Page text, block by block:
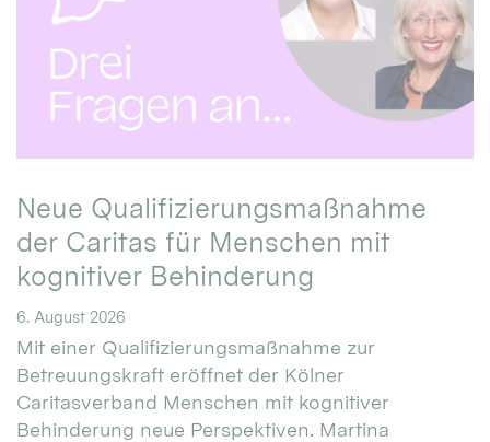
Neue Qualifizierungsmaßnahme
der Caritas für Menschen mit
kognitiver Behinderung
6. August 2026
Mit einer Qualifizierungsmaßnahme zur
Betreuungskraft eröffnet der Kölner
Caritasverband Menschen mit kognitiver
Behinderung neue Perspektiven. Martina